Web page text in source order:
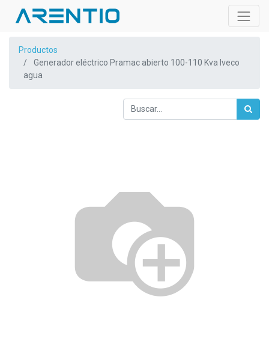
Productos
Generador eléctrico Pramac abierto 100-110 Kva Iveco
agua